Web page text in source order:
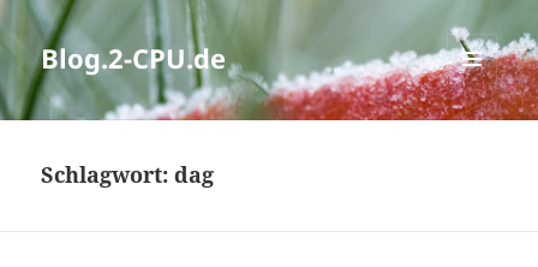
Blog.2-CPU.de
MENÜ
UND
Schlagwort:dag